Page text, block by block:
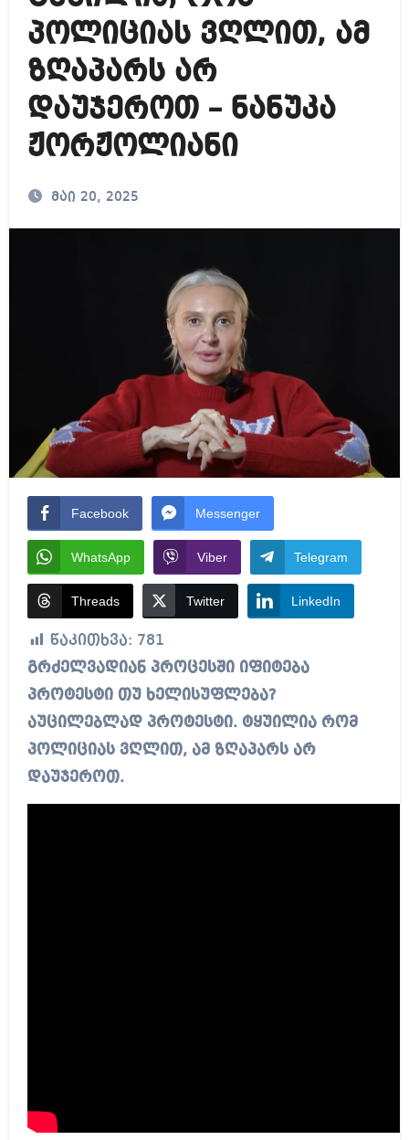
პოლიციას ვღლით, ამ
ზღაპარს არ
დაუჯეროთ – ნანუკა
ჟორჟოლიანი
მაი 20, 2025
Facebook Messenger
WhatsApp Viber Telegram
Threads Twitter LinkedIn
წაკითხვა: 781
გრძელვადიან პროცესში იფიტება
პროტესტი თუ ხელისუფლება?
აუცილებლად პროტესტი. ტყუილია რომ
პოლიციას ვღლით, ამ ზღაპარს არ
დაუჯეროთ.